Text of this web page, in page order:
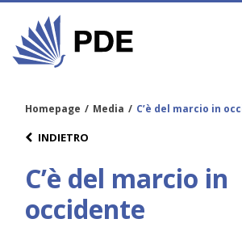
Homepage / Media / C’è del marcio in
INDIETRO
C’è del marcio in
occidente